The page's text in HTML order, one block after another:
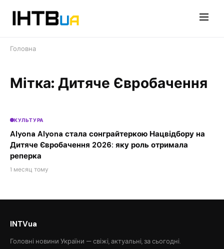
Головна
Мітка: Дитяче Євробачення
КУЛЬТУРА
Alyona Alyona стала сонграйтеркою Нацвідбору на
Дитяче Євробачення 2026: яку роль отримала
реперка
1 месяц тому
INTVua
Головні новини України — свіжі, актуальні, за сьогодні.